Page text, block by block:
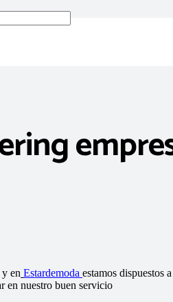
en Estardemoda estamos dispuestos
en nuestro buen servicio